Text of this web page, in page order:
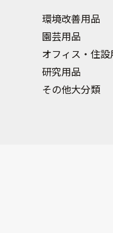
環境改善用品
園芸用品
オフィス・住設
研究用品
その他大分類